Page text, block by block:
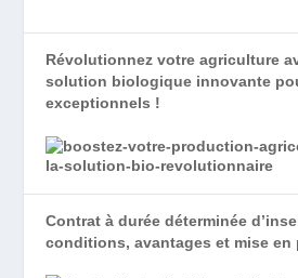
Révolutionnez votre agriculture
solution biologique innovante
exceptionnels !
Contrat à durée déterminée
conditions, avantages et mise en